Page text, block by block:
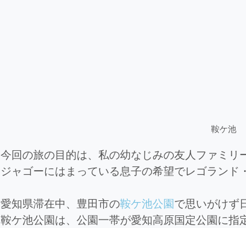
鞍ケ池
今回の旅の目的は、私の幼なじみの友人ファミ
ジャゴーにはまっている息子の希望でレゴランド
愛知県滞在中、豊田市の鞍ケ池公園で思いがけず
鞍ケ池公園は、公園一帯が愛知高原国定公園に指